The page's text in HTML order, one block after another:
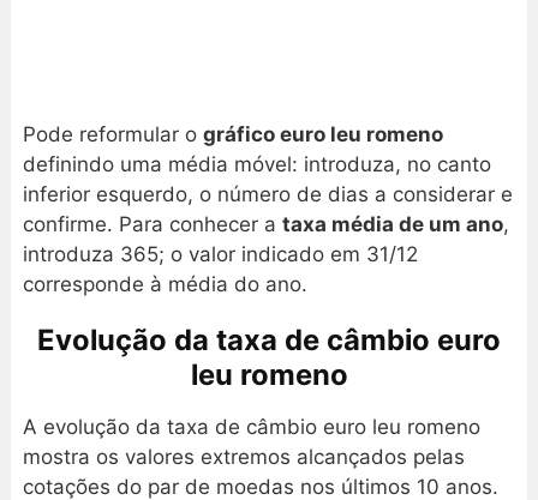
Pode reformular o gráfico euro leu romeno
definindo uma média móvel: introduza, no canto
inferior esquerdo, o número de dias a considerar e
confirme. Para conhecer a taxa média de um ano,
introduza 365; o valor indicado em 31/12
corresponde à média do ano.
Evolução da taxa de câmbio euro
leu romeno
A evolução da taxa de câmbio euro leu romeno
mostra os valores extremos alcançados pelas
cotações do par de moedas nos últimos 10 anos.